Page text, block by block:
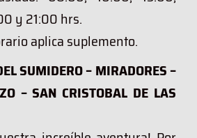
y 21:00 hrs.
aplica suplemento.
SUMIDERO – MIRADORES –
– SAN CRISTOBAL DE LAS